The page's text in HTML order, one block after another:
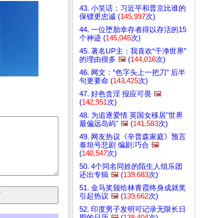
43. 小笑话：习近平和普京比谁的
保镖更忠诚 (145,997次)
44. 一位堕胎幸存者得以存活的15
个神迹 (145,045次)
45. 著名UP主：我喜欢“干净世界”
的理由很多 🖼️ (144,016次)
46. 网文：“色字头上一把刀” 后半
句更要命 (143,425次)
47. 好色贪淫 报应可畏 🖼️
(142,951次)
48. 为追逐爱情 英国女移居"世界
最偏远岛屿" 🖼️ (141,583次)
49. 网友热议《辛普森家庭》预言
泰坦号悲剧 编剧:巧合 🖼️
(140,547次)
50. 4个同名同姓的陌生人组乐团
还出专辑 🖼️ (139,683次)
51. 金马奖颁给林青霞终身成就奖
引起热议 🖼️ (139,662次)
52. 印度男子发明可记录无限长日